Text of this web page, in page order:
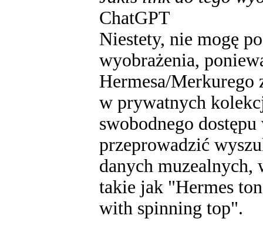
ChatGPT
Niestety, nie mogę
wyobrażenia,
Hermesa/Merkurego
w prywatnych
swobodnego
przeprowadzić
danych muzealnych,
takie jak "Hermes
with spinning top".